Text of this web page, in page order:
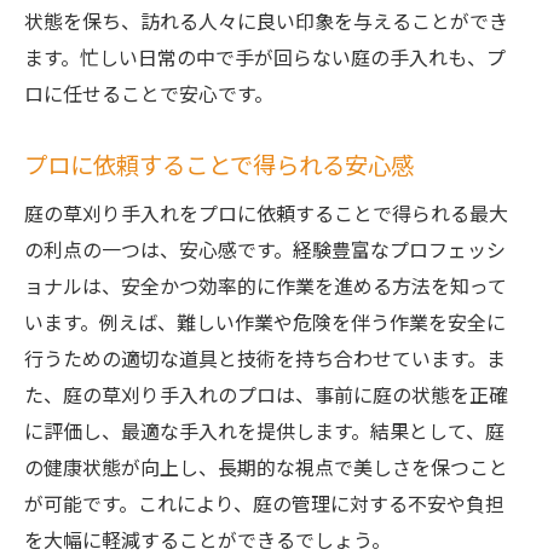
状態を保ち、訪れる人々に良い印象を与えることができ
ます。忙しい日常の中で手が回らない庭の手入れも、プ
ロに任せることで安心です。
プロに依頼することで得られる安心感
庭の草刈り手入れをプロに依頼することで得られる最大
の利点の一つは、安心感です。経験豊富なプロフェッシ
ョナルは、安全かつ効率的に作業を進める方法を知って
います。例えば、難しい作業や危険を伴う作業を安全に
行うための適切な道具と技術を持ち合わせています。ま
た、庭の草刈り手入れのプロは、事前に庭の状態を正確
に評価し、最適な手入れを提供します。結果として、庭
の健康状態が向上し、長期的な視点で美しさを保つこと
が可能です。これにより、庭の管理に対する不安や負担
を大幅に軽減することができるでしょう。